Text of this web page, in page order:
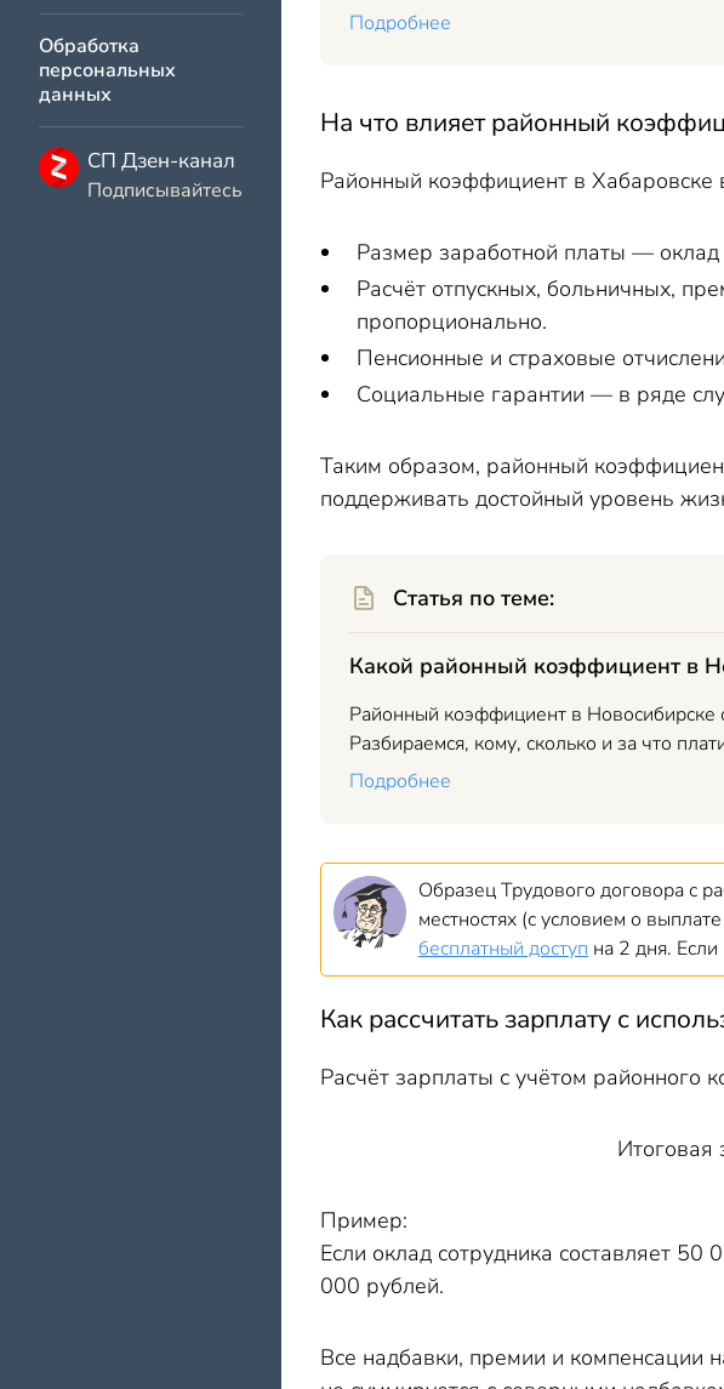
Обработка
персональных
данных
СП Дзен-канал
Подписывайтесь
Подробнее
На что влияет районный
Районный коэффициент в Хабаровске
Размер заработной платы —
Расчёт отпускных, больничных,
пропорционально.
Пенсионные и страховые
Социальные гарантии — в ряде
Таким образом, районный
поддерживать достойный уровень
Статья по теме:
Какой районный коэффициент в
Районный коэффициент в Новосибирске
Разбираемся, кому, сколько и за что
Подробнее
Образец Трудового договора с
местностях (с условием о
бесплатный доступ на 2 дня. Если
Как рассчитать зарплату с
Расчёт зарплаты с учётом
Итоговая
Пример:
Если оклад сотрудника составляет
000 рублей.
Все надбавки, премии и компенсации